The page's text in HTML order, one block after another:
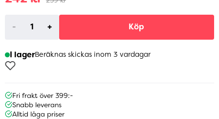
- + Köp
I lagerBeräknas skickas inom 3 vardagar
Fri frakt över 399:-
Snabb leverans
Alltid låga priser